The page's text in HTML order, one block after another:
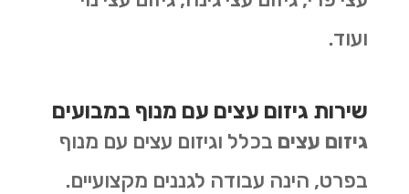
ועוד.
שירות גיזום עצים עם מנוף במבועים
גיזום עצים בכלל וגיזום עצים עם מנוף
בפרט, הינה עבודה לגננים מקצועיים.